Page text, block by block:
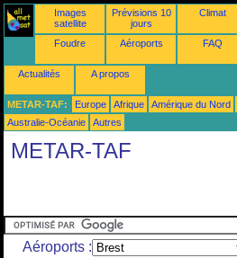
Images
satellite
Prévisions 10
jours
Climat
Foudre Aéroports FAQ
Actualités A propos
METAR-TAF: Europe Afrique Amérique du Nord
Australie-Océanie
Autres
METAR-TAF
Aéroports :